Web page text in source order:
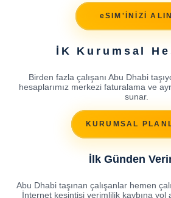
eSIM'İNİZİ ALIN
İK Kurumsal
Birden fazla çalışanı Abu Dhabi
hesaplarımız merkezi faturalama ve
sunar.
KURUMSAL
İlk Günden
Abu Dhabi taşınan çalışanlar hemen
İnternet kesintisi verimlilik kaybına yol